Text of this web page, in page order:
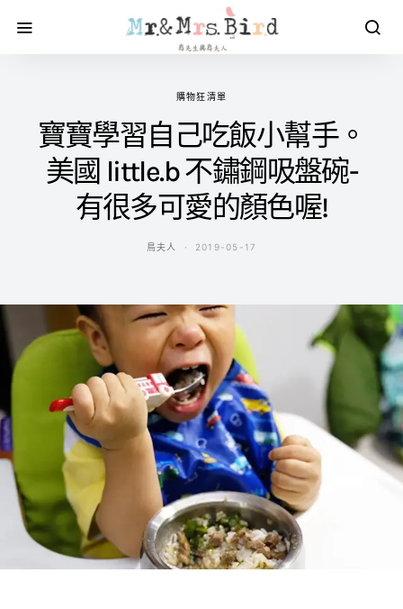
購物狂清單
寶寶學習自己吃飯小幫手。
美國 little.b 不鏽鋼吸盤碗-
有很多可愛的顏色喔!
鳥夫人 2019-05-17